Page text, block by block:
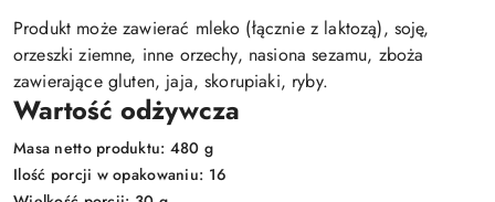
Produkt może zawierać mleko (łącznie z laktozą), soję,
orzeszki ziemne, inne orzechy, nasiona sezamu, zboża
zawierające gluten, jaja, skorupiaki, ryby.
Wartość odżywcza
Masa netto produktu: 480 g
Ilość porcji w opakowaniu: 16